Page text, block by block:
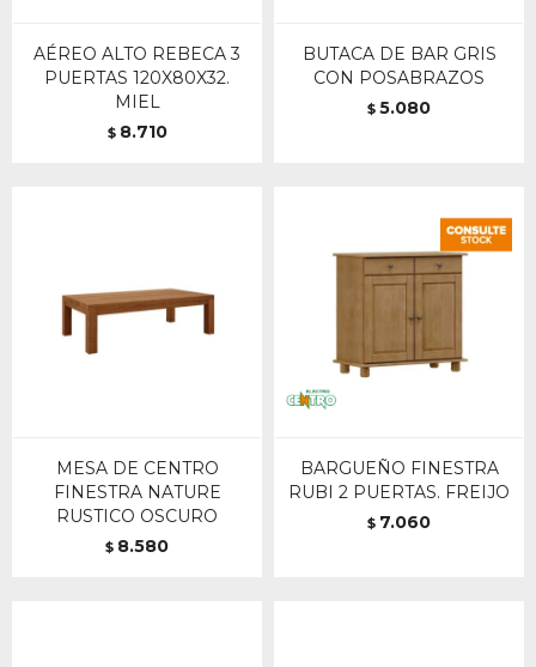
AÉREO ALTO REBECA 3
PUERTAS 120X80X32.
MIEL
$ 8.710
BUTACA DE BAR GRIS
CON POSABRAZOS
$ 5.080
MESA DE CENTRO
FINESTRA NATURE
RUSTICO OSCURO
$ 8.580
BARGUEÑO FINESTRA
RUBI 2 PUERTAS. FREIJO
$ 7.060